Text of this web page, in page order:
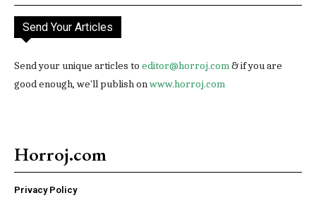
Send Your Articles
Send your unique articles to editor@horroj.com& if you are
good enough, we'll publish onwww.horroj.com
Horroj.com
Privacy Policy